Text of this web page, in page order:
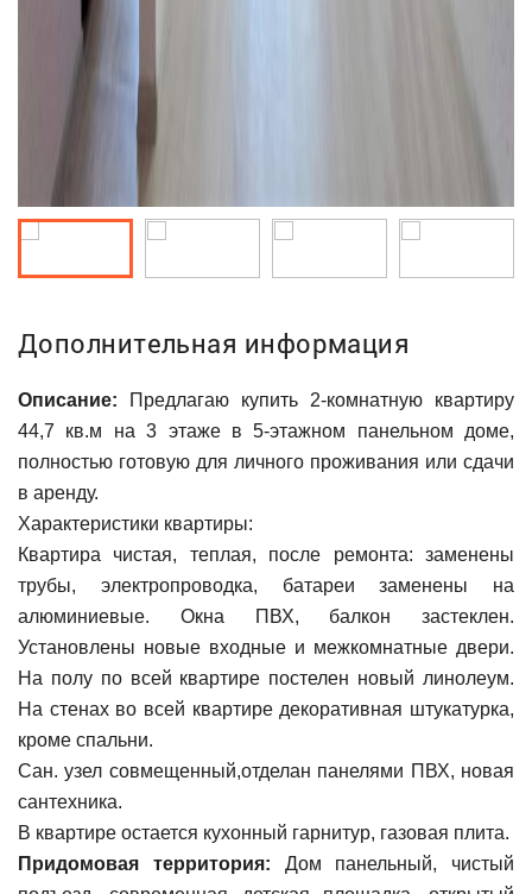
Дополнительная информация
Описание: Предлагаю купить 2-комнатную квартиру
44,7 кв.м на 3 этаже в 5-этажном панельном доме,
полностью готовую для личного проживания или сдачи
в аренду.
Характеристики квартиры:
Квартира чистая, теплая, после ремонта: заменены
трубы, электропроводка, батареи заменены на
алюминиевые. Окна ПВХ, балкон застеклен.
Установлены новые входные и межкомнатные двери.
На полу по всей квартире постелен новый линолеум.
На стенах во всей квартире декоративная штукатурка,
кроме спальни.
Сан. узел совмещенный,отделан панелями ПВХ, новая
сантехника.
В квартире остается кухонный гарнитур, газовая плита.
Придомовая территория: Дом панельный, чистый